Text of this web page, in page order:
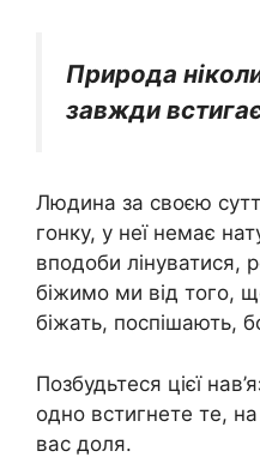
Природа
завжди
Людина за своєю
гонку, у неї немає
вподоби лінуватися,
біжимо ми від того,
біжать, поспішають,
Позбудьтеся цієї
одно встигнете те,
вас доля.